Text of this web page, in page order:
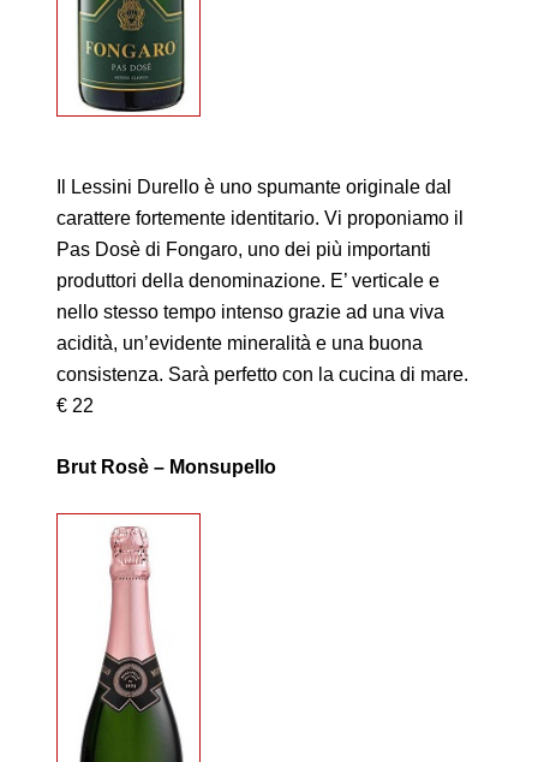
Il Lessini Durello è uno spumante originale dal
carattere fortemente identitario. Vi proponiamo il
Pas Dosè di Fongaro, uno dei più importanti
produttori della denominazione. E’ verticale e
nello stesso tempo intenso grazie ad una viva
acidità, un’evidente mineralità e una buona
consistenza. Sarà perfetto con la cucina di mare.
€ 22
Brut Rosè – Monsupello